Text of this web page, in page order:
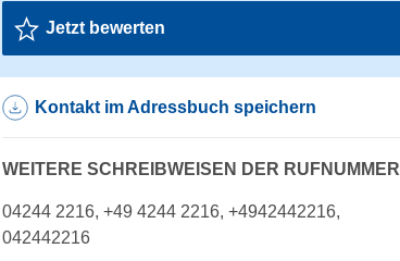
Jetzt bewerten
Kontakt im Adressbuch speichern
WEITERE SCHREIBWEISEN DER RUFNUMMER
04244 2216, +49 4244 2216, +4942442216,
042442216